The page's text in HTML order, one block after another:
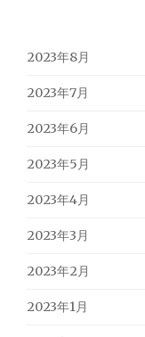
2023年8月
2023年7月
2023年6月
2023年5月
2023年4月
2023年3月
2023年2月
2023年1月